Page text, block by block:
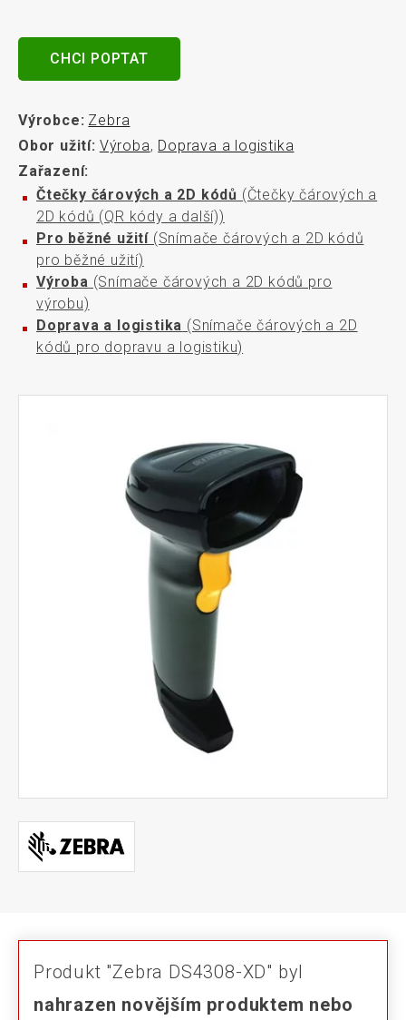
CHCI POPTAT
Výrobce: Zebra
Obor užití: Výroba, Doprava a logistika
Zařazení:
Čtečky čárových a 2D kódů (Čtečky čárových a
2D kódů (QR kódy a další))
Pro běžné užití (Snímače čárových a 2D kódů
pro běžné užití)
Výroba (Snímače čárových a 2D kódů pro
výrobu)
Doprava a logistika (Snímače čárových a 2D
kódů pro dopravu a logistiku)
Produkt "Zebra DS4308-XD" byl
nahrazen novějším produktem nebo